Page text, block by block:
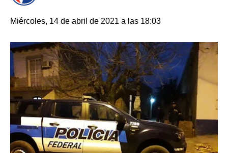
Miércoles, 14 de abril de 2021 a las 18:03